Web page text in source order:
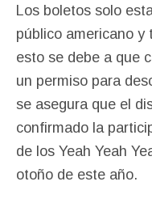
Los boletos solo
público americano y
esto se debe a que
un permiso para
se asegura que el
confirmado la
de los Yeah Yeah
otoño de este año.